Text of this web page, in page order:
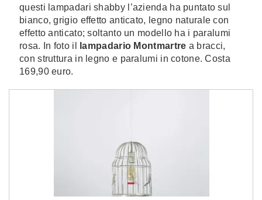
questi lampadari shabby l’azienda ha puntato sul
bianco, grigio effetto anticato, legno naturale con
effetto anticato; soltanto un modello ha i paralumi
rosa. In foto il
lampadario Montmartre a bracci,
con struttura in legno e paralumi in cotone. Costa
169,90 euro.